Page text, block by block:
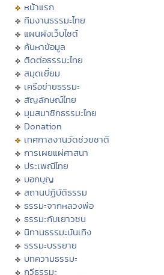
หน้าแรก
ทีมงานธรรมะไทย
แผนผังเว็บไซต์
ค้นหาข้อมูล
ติดต่อธรรมะไทย
สมุดเยี่ยม
เครือข่ายธรรมะ
สัญลักษณ์ไทย
มุมสมาชิกธรรมะไทย
Donation
เทศกาลงานวัดช่วยชาติ
การเผยแผ่ศาสนา
ประเพณีไทย
บอกบุญ
สถานปฏิบัติธรรม
ธรรมะจากหลวงพ่อ
ธรรมะกับเยาวชน
นิทานธรรมะบันเทิง
ธรรมะบรรยาย
บทความธรรมะ
กวีธรรมะ